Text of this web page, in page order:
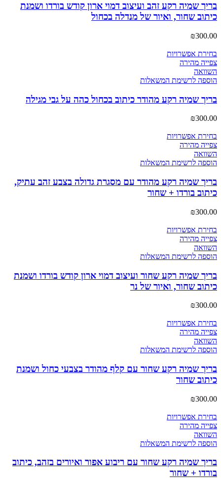
בריך שמיה רקע זהב ועיצוב דמוי ארון קודש בורדו ושמנת
כיתוב שחור, ואיור של מנדלה בכחול
₪300.00
בחירת אפשרויות
צפייה מהירה
השוואה
הוספה לרשימת המשאלות
בריך שמיה רקע מהודר כיתוב בכחול כהה על גבי מגילה
₪300.00
בחירת אפשרויות
צפייה מהירה
השוואה
הוספה לרשימת המשאלות
בריך שמיה רקע מהודר עם מסגרת גדולה בצבע זהב עתיק,
כיתוב בורדו + שחור
₪300.00
בחירת אפשרויות
צפייה מהירה
השוואה
הוספה לרשימת המשאלות
בריך שמיה רקע שחור ועיצוב דמוי ארון קודש בורדו ושמנת
כיתוב שחור, ואיור של נר
₪300.00
בחירת אפשרויות
צפייה מהירה
השוואה
הוספה לרשימת המשאלות
בריך שמיה רקע שחור עם קלף מהודר בצבעי כחול ושמנת
כיתוב שחור
₪300.00
בחירת אפשרויות
צפייה מהירה
השוואה
הוספה לרשימת המשאלות
בריך שמיה רקע שחור עם ריבוע אפור ואיורים בזהב, כיתוב
בורדו + שחור